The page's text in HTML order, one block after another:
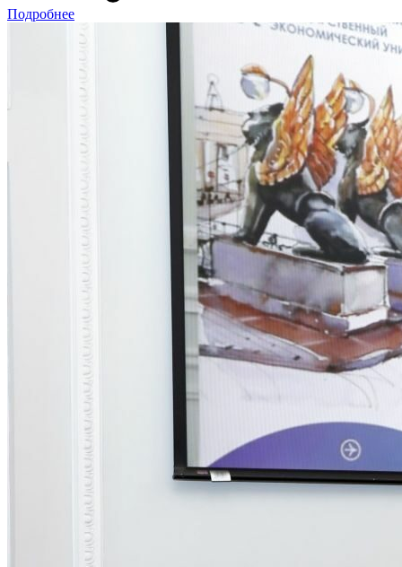
Подробнее